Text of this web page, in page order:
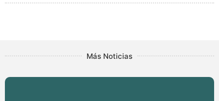
Más Noticias